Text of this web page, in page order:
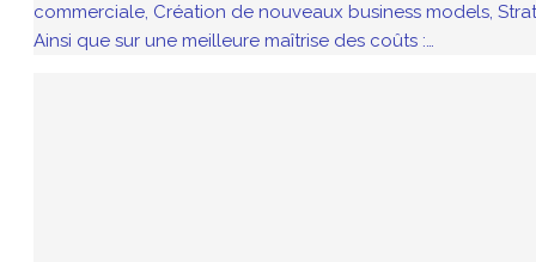
commerciale, Création de nouveaux business models,
Ainsi que sur une meilleure maîtrise des coûts :…